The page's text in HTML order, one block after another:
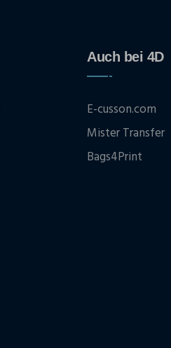
Auch bei 4D
E-cusson.com
Mister Transfer
Bags4Print